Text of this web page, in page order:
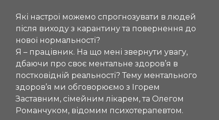
Які настрої можемо спрогнозувати в людей
після виходу з карантину та повернення до
нової нормальності?
Я – працівник. На що мені звернути увагу,
дбаючи про своє ментальне здоров’я в
постковідній реальності? Тему ментального
здоров’я ми обговорюємо з Ігорем
Заставним, сімейним лікарем, та Олегом
Романчуком, відомим психотерапевтом.